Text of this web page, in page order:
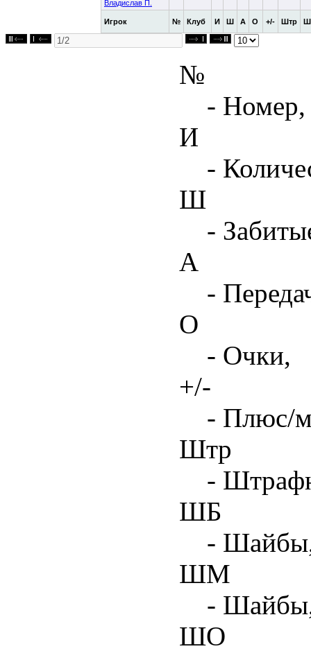
Игрок № Клуб И Ш А О +/- Штр
Владислав П.
№
- Номер,
И
-
Ш
-
А
-
О
- Очки,
+/-
- Плюс/
Штр
-
ШБ
- Шайбы,
ШМ
- Шайбы,
ШО